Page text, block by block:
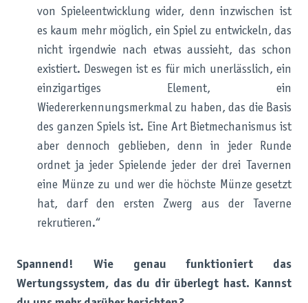
von Spieleentwicklung wider, denn inzwischen ist
es kaum mehr möglich, ein Spiel zu entwickeln, das
nicht irgendwie nach etwas aussieht, das schon
existiert. Deswegen ist es für mich unerlässlich, ein
einzigartiges Element, ein
Wiedererkennungsmerkmal zu haben, das die Basis
des ganzen Spiels ist. Eine Art Bietmechanismus ist
aber dennoch geblieben, denn in jeder Runde
ordnet ja jeder Spielende jeder der drei Tavernen
eine Münze zu und wer die höchste Münze gesetzt
hat, darf den ersten Zwerg aus der Taverne
rekrutieren.“
Spannend! Wie genau funktioniert das
Wertungssystem, das du dir überlegt hast. Kannst